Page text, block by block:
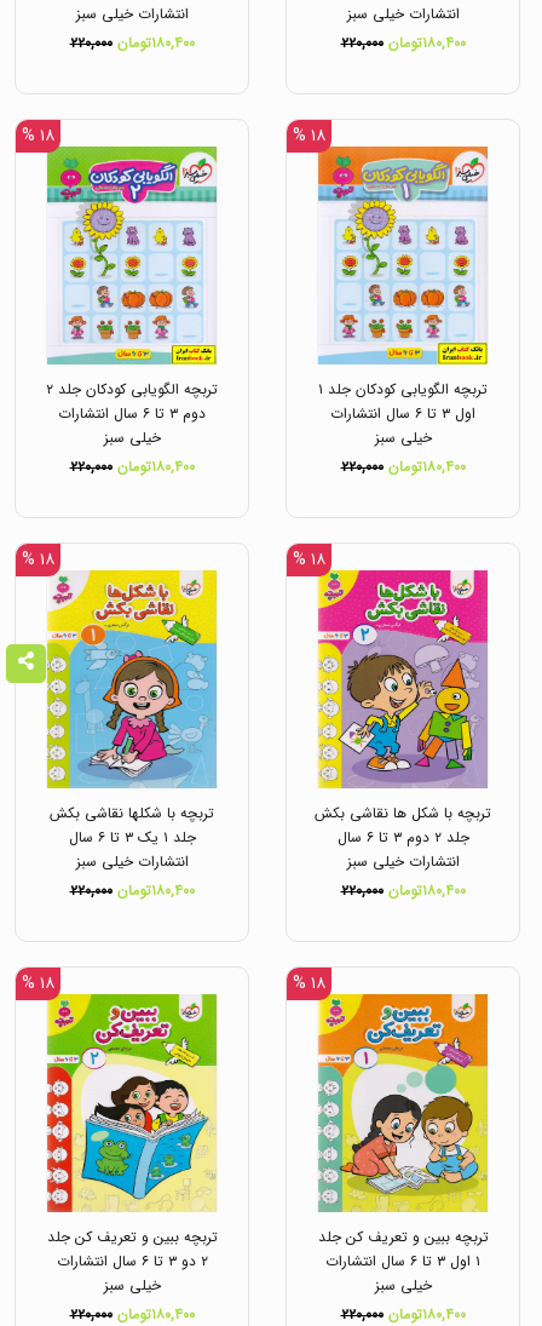
انتشارات خیلی سبز
۱۸۰,۴۰۰تومان
۲۲۰,۰۰۰
انتشارات خیلی سبز
۱۸۰,۴۰۰تومان
۲۲۰,۰۰۰
۱۸ %
تربچه الگویابی کودکان جلد ۱
اول ۳ تا ۶ سال انتشارات
خیلی سبز
۱۸۰,۴۰۰تومان
۲۲۰,۰۰۰
۱۸ %
تربچه الگویابی کودکان جلد ۲
دوم ۳ تا ۶ سال انتشارات
خیلی سبز
۱۸۰,۴۰۰تومان
۲۲۰,۰۰۰
۱۸ %
تربچه با شکل ها نقاشی بکش
جلد ۲ دوم ۳ تا ۶ سال
انتشارات خیلی سبز
۱۸۰,۴۰۰تومان
۲۲۰,۰۰۰
۱۸ %
تربچه با شکلها نقاشی بکش
جلد ۱ یک ۳ تا ۶ سال
انتشارات خیلی سبز
۱۸۰,۴۰۰تومان
۲۲۰,۰۰۰
۱۸ %
تربچه ببین و تعریف کن جلد
۱ اول ۳ تا ۶ سال انتشارات
خیلی سبز
۱۸۰,۴۰۰تومان
۲۲۰,۰۰۰
۱۸ %
تربچه ببین و تعریف کن جلد
۲ دو ۳ تا ۶ سال انتشارات
خیلی سبز
۱۸۰,۴۰۰تومان
۲۲۰,۰۰۰